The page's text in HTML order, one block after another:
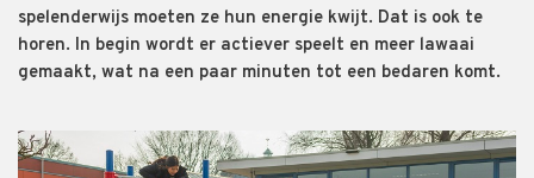
spelenderwijs moeten ze hun energie kwijt. Dat is ook te
horen. In begin wordt er actiever speelt en meer lawaai
gemaakt, wat na een paar minuten tot een bedaren komt.